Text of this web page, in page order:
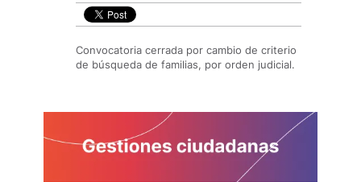
Convocatoria cerrada por cambio de criterio
de búsqueda de familias, por orden judicial.